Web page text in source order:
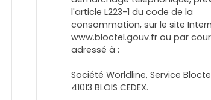
l'article L223-1 du code de la
consommation, sur le site
www.bloctel.gouv.fr ou par
adressé à :
Société Worldline, Service Bloctel,
41013 BLOIS CEDEX.